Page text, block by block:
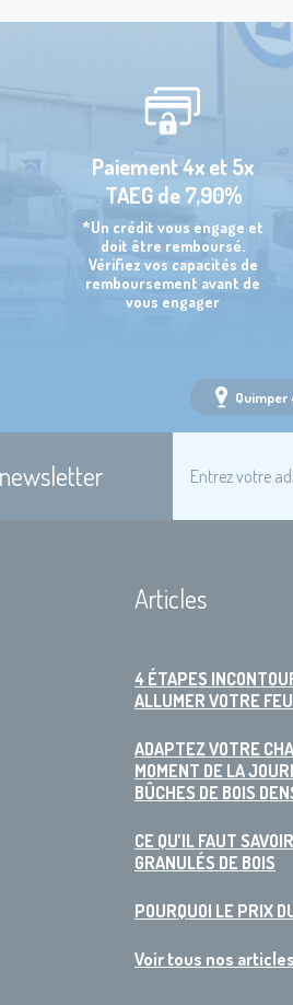
Paiement 4x et 5x
TAEG de 7,90%
*Un crédit vous engage et
doit être remboursé.
Vérifiez vos capacités de
remboursement avant de
vous engager
Quimper
Articles
4 ÉTAPES
ALLUMER VOTRE
ADAPTEZ VOTRE
MOMENT DE LA
BÛCHES DE BOIS
CE QU’IL FAUT
GRANULÉS DE BOIS
POURQUOI LE PRIX
Voir tous nos articles